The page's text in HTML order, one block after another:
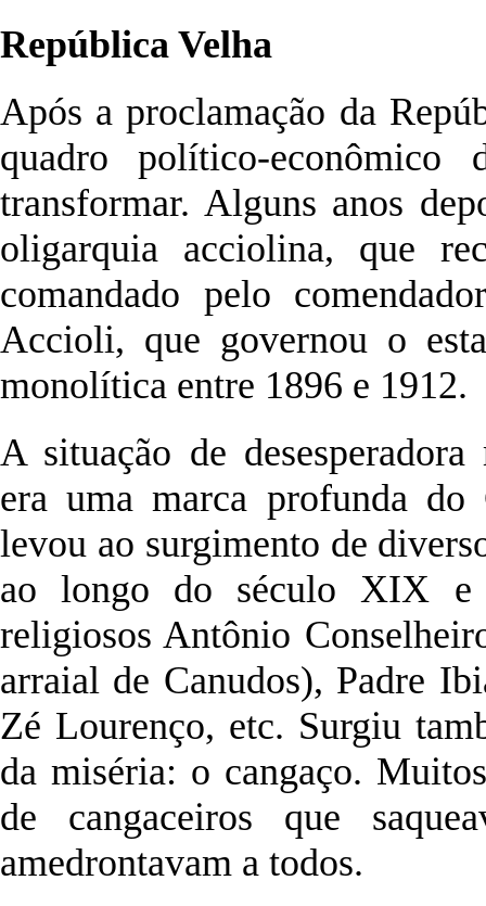
República Velha
Após a proclamação da
quadro político-
transformar. Alguns anos
oligarquia acciolina, que
comandado pelo
Accioli, que governou o
monolítica entre 1896 e 1912.
A situação de
era uma marca profunda do
levou ao surgimento de
ao longo do século XIX e
religiosos Antônio
arraial de Canudos), Padre
Zé Lourenço, etc. Surgiu
da miséria: o cangaço.
de cangaceiros que
amedrontavam a todos.